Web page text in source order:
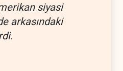
siyasi
arkasındaki